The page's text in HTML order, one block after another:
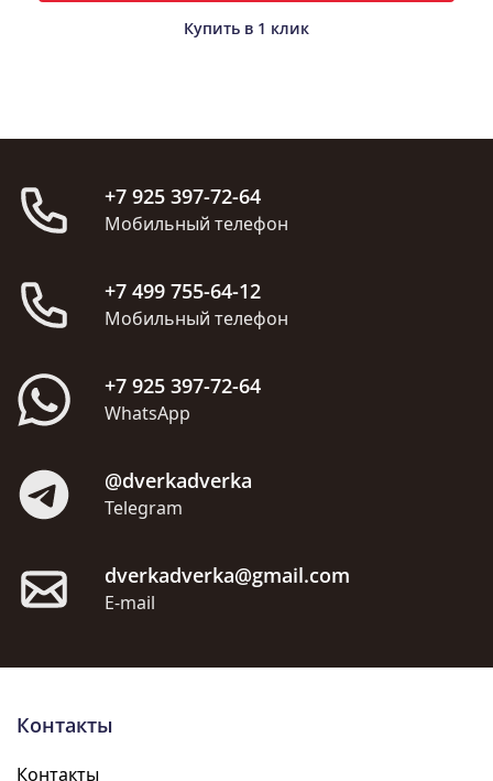
Купить в 1 клик
+7 925 397-72-64
Мобильный телефон
+7 499 755-64-12
Мобильный телефон
+7 925 397-72-64
WhatsApp
@dverkadverka
Telegram
dverkadverka@gmail.com
E-mail
Контакты
Контакты